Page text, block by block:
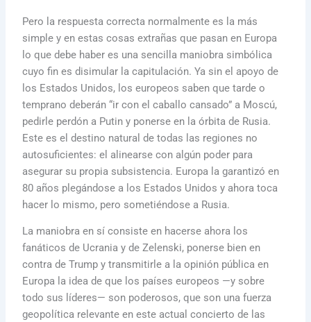
Pero la respuesta correcta normalmente es la más
simple y en estas cosas extrañas que pasan en Europa
lo que debe haber es una sencilla maniobra simbólica
cuyo fin es disimular la capitulación. Ya sin el apoyo de
los Estados Unidos, los europeos saben que tarde o
temprano deberán “ir con el caballo cansado” a Moscú,
pedirle perdón a Putin y ponerse en la órbita de Rusia.
Este es el destino natural de todas las regiones no
autosuficientes: el alinearse con algún poder para
asegurar su propia subsistencia. Europa la garantizó en
80 años plegándose a los Estados Unidos y ahora toca
hacer lo mismo, pero sometiéndose a Rusia.
La maniobra en sí consiste en hacerse ahora los
fanáticos de Ucrania y de Zelenski, ponerse bien en
contra de Trump y transmitirle a la opinión pública en
Europa la idea de que los países europeos —y sobre
todo sus líderes— son poderosos, que son una fuerza
geopolítica relevante en este actual concierto de las